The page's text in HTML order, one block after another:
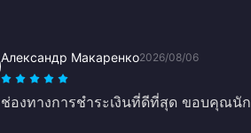
Александр Макаренко2026/08/06
ช่องทางการชำระเงินที่ดีที่สุด ขอบคุณนั